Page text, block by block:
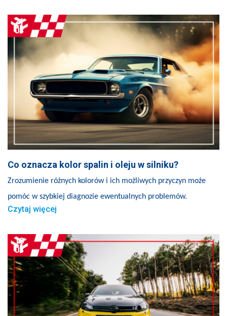
21
03
Co oznacza kolor spalin i oleju w silniku?
Zrozumienie różnych kolorów i ich możliwych przyczyn może
pomóc w szybkiej diagnozie ewentualnych problemów.
Czytaj więcej
18
03